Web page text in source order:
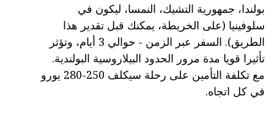
بولندا، جمهورية التشيك، النمسا، ليكون في
سلوفينيا (على الخريطة، يمكنك قبل تقدير هذا
الطريق). السفر عبر الزمن - حوالي 3 أيام، وتؤثر
تأثيرا قويا مدة مرور الحدود البيلاروسية البولندية.
مع تكلفة التأمين على رحلة سيكلف 250-280 يورو
في كل اتجاه.